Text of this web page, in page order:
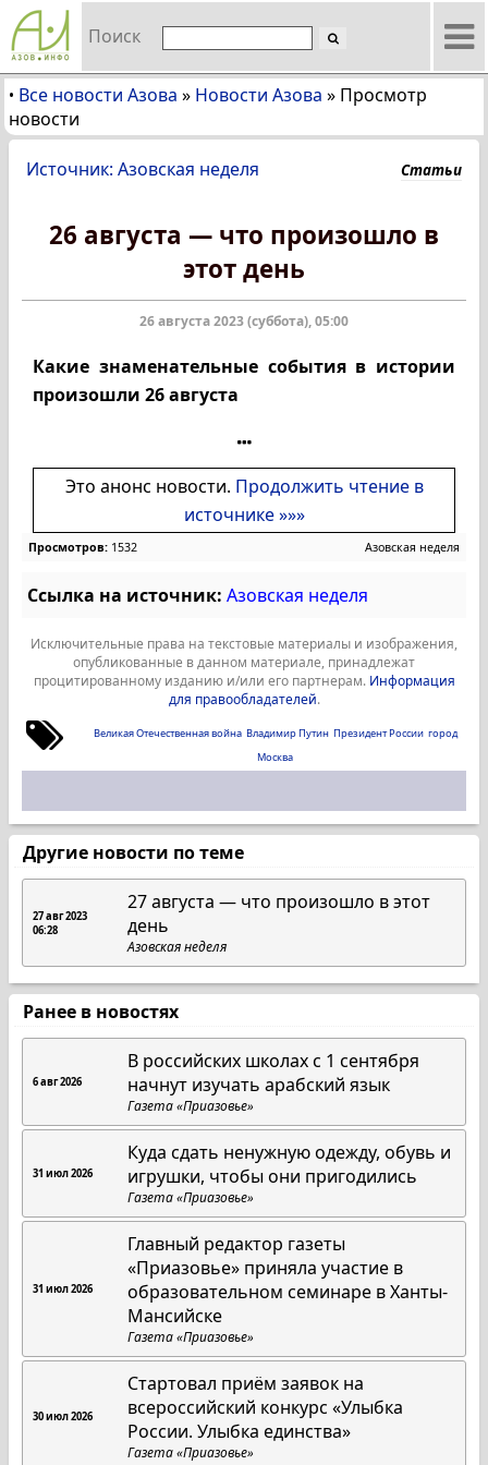
Поиск
• Все новости Азова » Новости Азова » Просмотр
новости
Источник: Азовская неделя Статьи
26 августа — что произошло в
этот день
26 августа 2023 (суббота), 05:00
Какие знаменательные события в истории
произошли 26 августа
Это анонс новости. Продолжить чтение в
источнике »»»
Просмотров: 1532 Азовская неделя
Ссылка на источник: Азовская неделя
Исключительные права на текстовые материалы и изображения,
опубликованные в данном материале, принадлежат
процитированному изданию и/или его партнерам. Информация
для правообладателей.
Великая Отечественная война Владимир Путин Президент России город
Москва
Другие новости по теме
27 авг 2023
06:28
27 августа — что произошло в этот
день
Азовская неделя
Ранее в новостях
6 авг 2026
В российских школах с 1 сентября
начнут изучать арабский язык
Газета «Приазовье»
31 июл 2026
Куда сдать ненужную одежду, обувь и
игрушки, чтобы они пригодились
Газета «Приазовье»
31 июл 2026
Главный редактор газеты
«Приазовье» приняла участие в
образовательном семинаре в Ханты-
Мансийске
Газета «Приазовье»
30 июл 2026
Стартовал приём заявок на
всероссийский конкурс «Улыбка
России. Улыбка единства»
Газета «Приазовье»